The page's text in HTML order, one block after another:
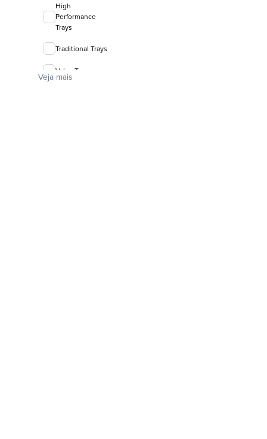
High
Performance
Trays
Traditional Trays
Valve Trays
Veja mais